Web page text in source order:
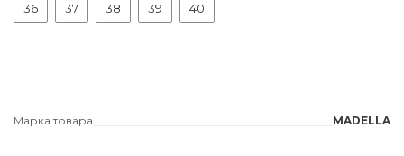
36 37 38 39 40
Марка товара MADELLA